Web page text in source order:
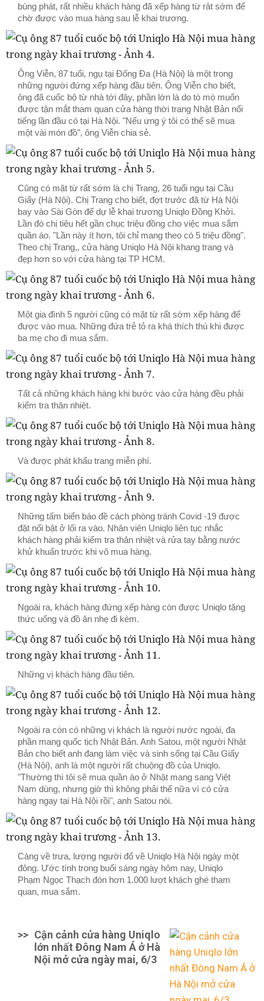
bùng phát, rất nhiều khách hàng đã xếp hàng từ rât sớm để
chờ được vào mua hàng sau lễ khai trương.
Ông Viễn, 87 tuổi, ngụ tại Đống Đa (Hà Nội) là một trong
những người đứng xếp hàng đầu tiên. Ông Viễn cho biết,
ông đã cuốc bộ từ nhà tới đây, phần lớn là do tò mò muốn
được tận mắt tham quan cửa hàng thời trang Nhật Bản nổi
tiếng lần đầu có tại Hà Nội. "Nếu ưng ý tôi có thể sẽ mua
một vài món đồ", ông Viễn chia sẻ.
Cũng có mặt từ rất sớm là chị Trang, 26 tuổi ngụ tại Cầu
Giấy (Hà Nội). Chị Trang cho biết, đợt trước đã từ Hà Nội
bay vào Sài Gòn để dự lễ khai trương Uniqlo Đồng Khởi.
Lần đó chị tiêu hết gần chục triệu đồng cho việc mua sắm
quần áo. "Lần này ít hơn, tôi chỉ mang theo có 5 triệu đồng".
Theo chị Trang,, cửa hàng Uniqlo Hà Nội khang trang và
đẹp hơn so với cửa hàng tại TP HCM.
Một gia đình 5 người cũng có mặt từ rất sớm xếp hàng để
được vào mua. Những đứa trẻ tỏ ra khá thích thú khi được
ba mẹ cho đi mua sắm.
Tất cả những khách hàng khi bước vào cửa hàng đều phải
kiểm tra thân nhiệt.
Và được phát khẩu trang miễn phí.
Những tấm biển báo đề cách phòng tránh Covid -19 được
đặt nổi bật ở lối ra vào. Nhân viên Uniqlo liên tục nhắc
khách hàng phải kiểm tra thân nhiệt và rửa tay bằng nước
khử khuẩn trước khi vô mua hàng.
Ngoài ra, khách hàng đứng xếp hàng còn được Uniqlo tặng
thức uống và đồ ăn nhẹ đi kèm.
Những vị khách hàng đầu tiên.
Ngoài ra còn có những vị khách là người nước ngoài, đa
phần mang quốc tịch Nhật Bản. Anh Satou, một người Nhật
Bản cho biết anh đang làm việc và sinh sống tại Cầu Giấy
(Hà Nội), anh là một người rất chuộng đồ của Uniqlo.
"Thường thì tôi sẽ mua quần áo ở Nhật mang sang Việt
Nam dùng, nhưng giờ thì không phải thế nữa vì có cửa
hàng ngay tại Hà Nội rồi", anh Satou nói.
Càng về trưa, lượng người đổ về Uniqlo Hà Nội ngày một
đông. Ước tính trong buổi sáng ngày hôm nay, Uniqlo
Phạm Ngọc Thạch đón hơn 1.000 lượt khách ghé tham
quan, mua sắm.
>> Cận cảnh cửa hàng Uniqlo
lớn nhất Đông Nam Á ở Hà
Nội mở cửa ngày mai, 6/3